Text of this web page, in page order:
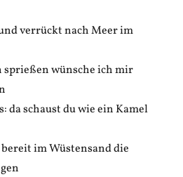
verrückt nach Meer im
wünsche ich mir
da schaust du wie ein Kamel
im Wüstensand die